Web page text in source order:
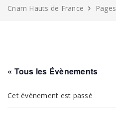
Cnam Hauts de France Pages
« Tous les Évènements
Cet évènement est passé